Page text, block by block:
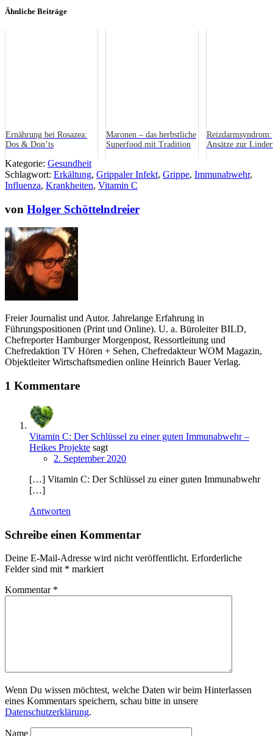
Ähnliche Beiträge
Ernährung bei Rosazea:
Dos & Don’ts
Maronen – das herbstliche
Superfood mit Tradition
Reizdarmsyndrom:
Ansätze zur
Kategorie: Gesundheit
Schlagwort: Erkältung, Grippaler Infekt, Grippe, Immunabwehr,
Influenza, Krankheiten, Vitamin C
von Holger Schöttelndreier
Freier Journalist und Autor. Jahrelange Erfahrung in
Führungspositionen (Print und Online). U. a. Büroleiter BILD,
Chefreporter Hamburger Morgenpost, Ressortleitung und
Chefredaktion TV Hören + Sehen, Chefredakteur WOM Magazin,
Objektleiter Wirtschaftsmedien online Heinrich Bauer Verlag.
1 Kommentare
Vitamin C: Der Schlüssel zu einer guten Immunabwehr –
Heikes Projekte sagt
2. September 2020
[…] Vitamin C: Der Schlüssel zu einer guten Immunabwehr
[…]
Antworten
Schreibe einen Kommentar
Deine E-Mail-Adresse wird nicht veröffentlicht. Erforderliche
Felder sind mit * markiert
Kommentar *
Wenn Du wissen möchtest, welche Daten wir beim Hinterlassen
eines Kommentars speichern, schau bitte in unsere
Datenschutzerklärung.
Name